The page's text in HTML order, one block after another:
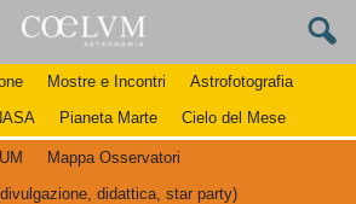
Mostre e Incontri
Astrofotografia
Pianeta Marte Cielo del Mese
Mappa Osservatori
didattica, star party)